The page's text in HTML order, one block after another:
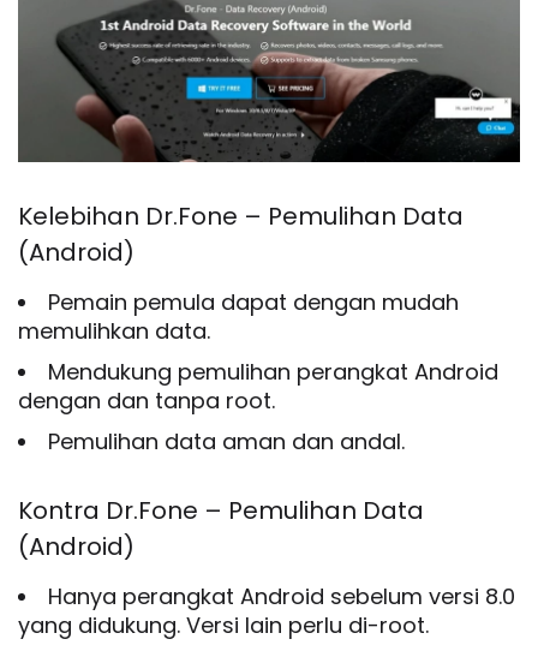
Kelebihan Dr.Fone – Pemulihan Data
(Android)
Pemain pemula dapat dengan mudah
memulihkan data.
Mendukung pemulihan perangkat Android
dengan dan tanpa root.
Pemulihan data aman dan andal.
Kontra Dr.Fone – Pemulihan Data
(Android)
Hanya perangkat Android sebelum versi 8.0
yang didukung. Versi lain perlu di-root.